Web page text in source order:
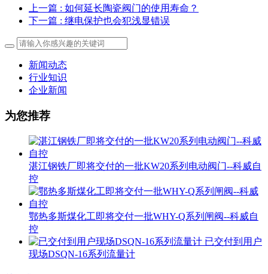
上一篇 : 如何延长陶瓷阀门的使用寿命？
下一篇 : 继电保护也会犯浅显错误
新闻动态
行业知识
企业新闻
为您推荐
湛江钢铁厂即将交付的一批KW20系列电动阀门--科威自
控
鄂热多斯煤化工即将交付一批WHY-Q系列闸阀--科威自
控
已交付到用户
现场DSQN-16系列流量计